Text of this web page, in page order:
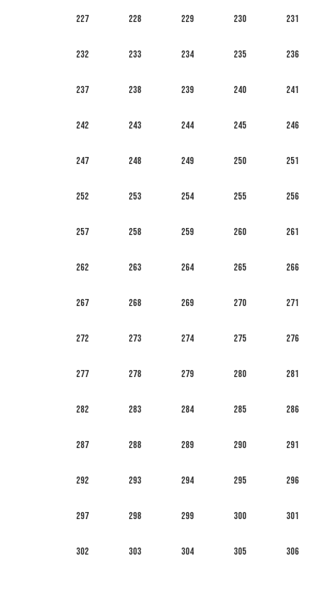
227 228 229 230 231
232 233 234 235 236
237 238 239 240 241
242 243 244 245 246
247 248 249 250 251
252 253 254 255 256
257 258 259 260 261
262 263 264 265 266
267 268 269 270 271
272 273 274 275 276
277 278 279 280 281
282 283 284 285 286
287 288 289 290 291
292 293 294 295 296
297 298 299 300 301
302 303 304 305 306